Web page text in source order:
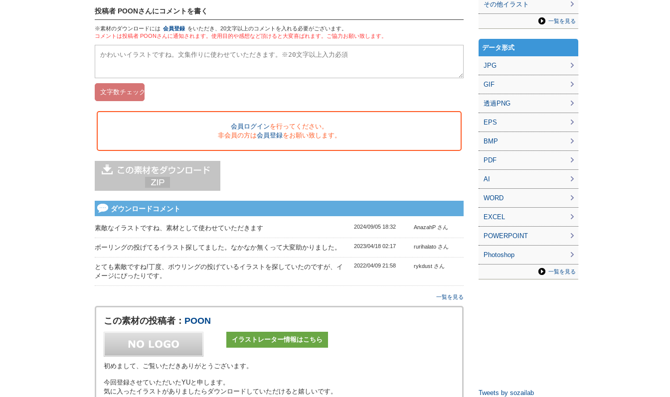
投稿者 POONさんにコメントを書く
※素材のダウンロードには 会員登録 をいただき、20文字以上のコメントを入れる必要がございます。
コメントは投稿者 POONさんに通知されます。使用目的や感想など頂けると大変喜ばれます。ご協力お願い致します。
会員ログインを行ってください。
非会員の方は会員登録をお願い致します。
ダウンロードコメント
素敵なイラストですね、素材として使わせていただきます 2024/09/05 18:32 AnazahP さん
ボーリングの投げてるイラスト探してました。なかなか無くって大変助かりました。 2023/04/18 02:17 rurihalato さん
とても素敵ですね!丁度、ボウリングの投げているイラストを探していたのですが、イ
メージにぴったりです。
2022/04/09 21:58 rykdust さん
一覧を見る
この素材の投稿者： POON
イラストレーター情報はこちら
初めまして、ご覧いただきありがとうございます。
今回登録させていただいたYUと申します。
気に入ったイラストがありましたらダウンロードしていただけると嬉しいです。
その他イラスト
一覧を見る
データ形式
JPG
GIF
透過PNG
EPS
BMP
PDF
AI
WORD
EXCEL
POWERPOINT
Photoshop
一覧を見る
Tweets by sozailab